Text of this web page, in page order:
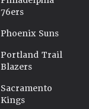
76ers
Phoenix Suns
Portland Trail
Blazers
Sacramento
Kings